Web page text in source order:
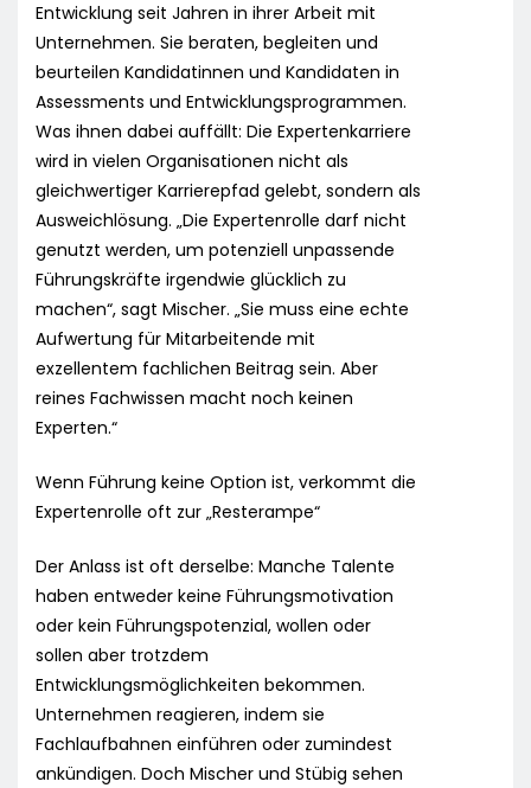
Entwicklung seit Jahren in ihrer Arbeit mit
Unternehmen. Sie beraten, begleiten und
beurteilen Kandidatinnen und Kandidaten in
Assessments und Entwicklungsprogrammen.
Was ihnen dabei auffällt: Die Expertenkarriere
wird in vielen Organisationen nicht als
gleichwertiger Karrierepfad gelebt, sondern als
Ausweichlösung. „Die Expertenrolle darf nicht
genutzt werden, um potenziell unpassende
Führungskräfte irgendwie glücklich zu
machen“, sagt Mischer. „Sie muss eine echte
Aufwertung für Mitarbeitende mit
exzellentem fachlichen Beitrag sein. Aber
reines Fachwissen macht noch keinen
Experten.“
Wenn Führung keine Option ist, verkommt die
Expertenrolle oft zur „Resterampe“
Der Anlass ist oft derselbe: Manche Talente
haben entweder keine Führungsmotivation
oder kein Führungspotenzial, wollen oder
sollen aber trotzdem
Entwicklungsmöglichkeiten bekommen.
Unternehmen reagieren, indem sie
Fachlaufbahnen einführen oder zumindest
ankündigen. Doch Mischer und Stübig sehen